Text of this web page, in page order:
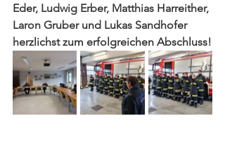
Eder, Ludwig Erber, Matthias Harreither,
Laron Gruber und Lukas Sandhofer
herzlichst zum erfolgreichen Abschluss!